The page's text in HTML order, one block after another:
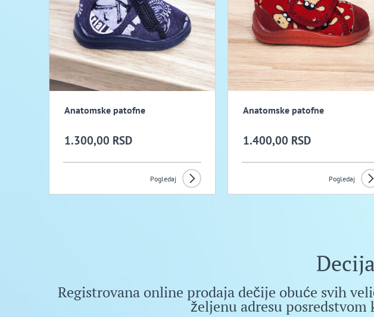
Anatomske patofne
1.300,00 RSD
Pogledaj
Anatomske patofne
1.400,00 RSD
Pogledaj
Registrovana online prodaja dečije obuće svih
željenu adresu posredstvom